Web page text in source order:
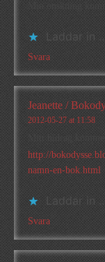
Min önskning
Laddar in
Svara
Jeanette /
2012-05-27 at 11:58
Mitt bidrag
http://
namn-en-bok.html
Laddar in
Svara